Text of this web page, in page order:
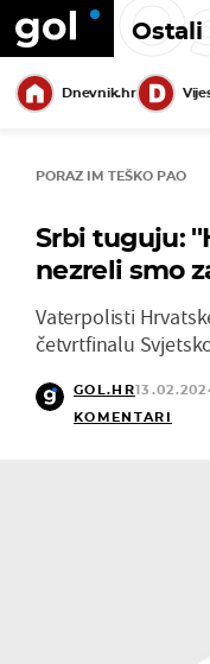
Ostali
Dnevnik.hr
PORAZ IM TEŠKO PAO
Srbi tuguju:
nezreli smo
Vaterpolisti
četvrtfinalu
GOL.HR
KOMENTARI